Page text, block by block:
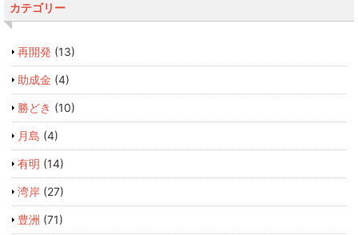
カテゴリー
再開発 (13)
助成金 (4)
勝どき (10)
月島 (4)
有明 (14)
湾岸 (27)
豊洲 (71)